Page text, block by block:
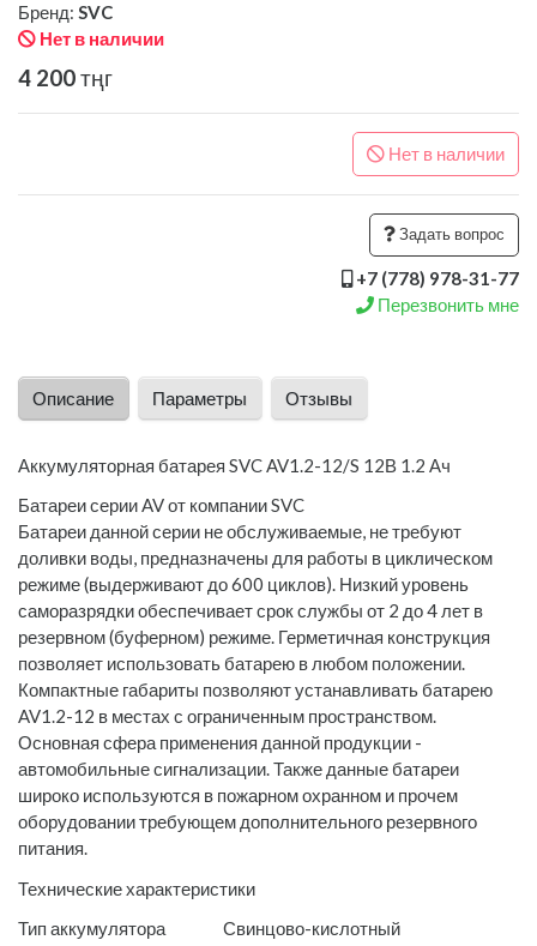
Нет в наличии
Бренд: SVC
4 200тңг
Нет в наличии
Задать вопрос
+7 (778) 978-31-77
Перезвонить мне
Описание Параметры Отзывы
Аккумуляторная батарея SVC AV1.2-12/S 12В 1.2 Ач
Батареи серии AV от компании SVC
Батареи данной серии не обслуживаемые, не требуют
доливки воды, предназначены для работы в циклическом
режиме (выдерживают до 600 циклов). Низкий уровень
саморазрядки обеспечивает срок службы от 2 до 4 лет в
резервном (буферном) режиме. Герметичная конструкция
позволяет использовать батарею в любом положении.
Компактные габариты позволяют устанавливать батарею
AV1.2-12 в местах с ограниченным пространством.
Основная сфера применения данной продукции -
автомобильные сигнализации. Также данные батареи
широко используются в пожарном охранном и прочем
оборудовании требующем дополнительного резервного
питания.
Технические характеристики
Тип аккумулятора Свинцово-кислотный